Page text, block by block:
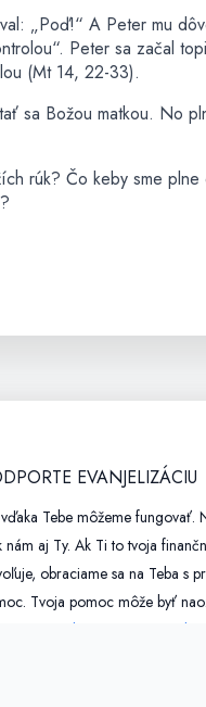
„Poď!“ A Peter mu
Peter sa začal
(Mt 14, 22-33).
sa Božou matkou. No
rúk? Čo keby sme
EVANJELIZÁCIU
Tebe môžeme fungovať.
nám aj Ty. Ak Ti to tvoja
obraciame sa na Teba s
Tvoja pomoc môže byť
si pozri ako nás môžeš